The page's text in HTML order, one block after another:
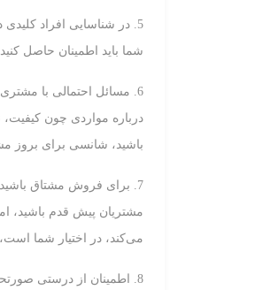
5. در شناسایی افراد
شما باید اطمینان حاصل
درباره مواردی چون
باشید، شانسی برای بروز
7. برای فروش مشتاق
مشتریان پیش قدم باشید،
می‌کند، در اختیار شما
8. اطمینان از درستی